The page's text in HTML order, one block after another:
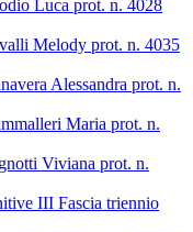
Luca prot. n. 4028
Melody prot. n. 4035
Alessandra prot. n.
Maria prot. n.
Viviana prot. n.
III Fascia triennio